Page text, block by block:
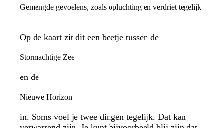
Gemengde gevoelens, zoals opluchting en verdriet tegelijk
Op de kaart zit dit een beetje tussen de
Stormachtige Zee
en de
Nieuwe Horizon
in. Soms voel je twee dingen tegelijk. Dat kan